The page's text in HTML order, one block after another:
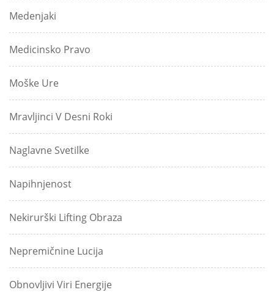
Medenjaki
Medicinsko Pravo
Moške Ure
Mravljinci V Desni Roki
Naglavne Svetilke
Napihnjenost
Nekirurški Lifting Obraza
Nepremičnine Lucija
Obnovljivi Viri Energije